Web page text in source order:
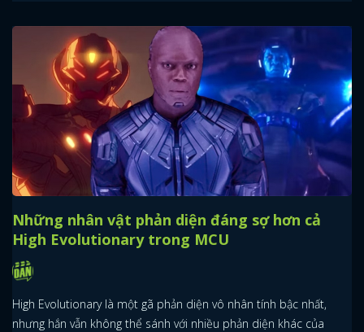
Những nhân vật phản diện đáng sợ hơn cả
High Evolutionary trong MCU
High Evolutionary là một gã phản diện vô nhân tính bậc nhất,
nhưng hắn vẫn không thể sánh với nhiều phản diện khác của